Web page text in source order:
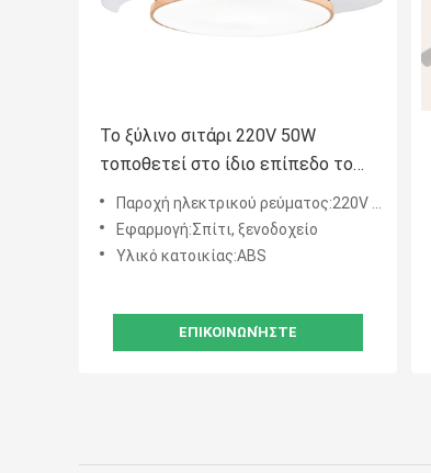
Το ξύλινο σιτάρι 220V 50W
τοποθετεί στο ίδιο επίπεδο το
ανοιχτό θερμό λευκό ανώτατων
ανεμιστήρων
Παροχή ηλεκτρικού ρεύματος:220V 50Hz
Εφαρμογή:Σπίτι, ξενοδοχείο
Υλικό κατοικίας:ABS
ΕΠΙΚΟΙΝΩΝΉΣΤΕ